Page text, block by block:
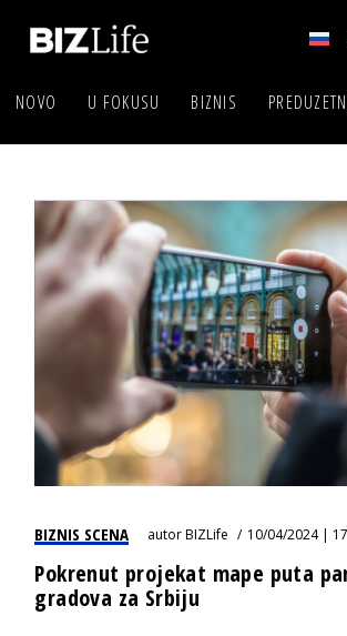
NOVO U FOKUSU BIZNIS
BIZNIS SCENA autorBIZLife 10/04/2024 |
Pokrenut projekat mape puta
gradova za Srbiju